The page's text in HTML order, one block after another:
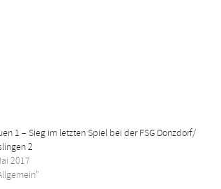
1 – Sieg im letzten Spiel bei der FSG Donzdorf/
2
2017